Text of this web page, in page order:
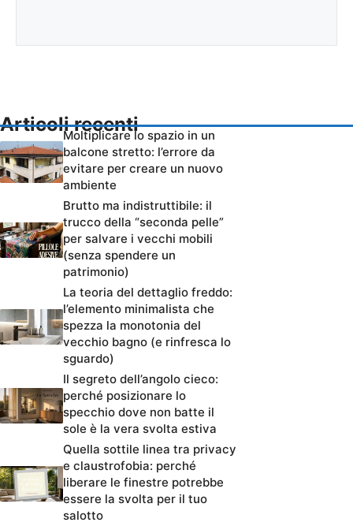
Articoli recenti
Moltiplicare lo spazio in un
balcone stretto: l’errore da
evitare per creare un nuovo
ambiente
Brutto ma indistruttibile: il
trucco della “seconda pelle”
per salvare i vecchi mobili
(senza spendere un
patrimonio)
La teoria del dettaglio freddo:
l’elemento minimalista che
spezza la monotonia del
vecchio bagno (e rinfresca lo
sguardo)
Il segreto dell’angolo cieco:
perché posizionare lo
specchio dove non batte il
sole è la vera svolta estiva
Quella sottile linea tra privacy
e claustrofobia: perché
liberare le finestre potrebbe
essere la svolta per il tuo
salotto